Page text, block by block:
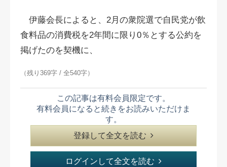
伊藤会長によると、2月の衆院選で自民党が飲
食料品の消費税を2年間に限り0％とする公約を
掲げたのを契機に、
（残り369字 / 全540字）
この記事は有料会員限定です。
有料会員になると続きをお読みいただけま
す。
登録して全文を読む
ログインして全文を読む